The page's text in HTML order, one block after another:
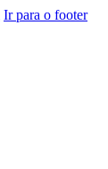
Ir para o footer